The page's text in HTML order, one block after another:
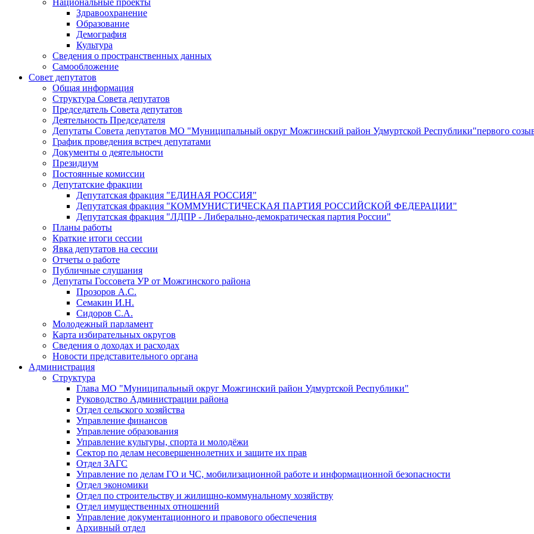
Здравоохранение
Образование
Демография
Культура
Сведения о пространственных данных
Самообложение
Совет депутатов
Общая информация
Структура Совета депутатов
Председатель Совета депутатов
Деятельность Председателя
Депутаты Совета депутатов МО "Муниципальный округ Можгинский район Удмуртской Республики"первого
График проведения встреч депутатами
Документы о деятельности
Президиум
Постоянные комиссии
Депутатские фракции
Депутатская фракция "ЕДИНАЯ РОССИЯ"
Депутатская фракция "КОММУНИСТИЧЕСКАЯ ПАРТИЯ РОССИЙСКОЙ ФЕДЕРАЦИИ"
Депутатская фракция "ЛДПР - Либерально-демократическая партия России"
Планы работы
Краткие итоги сессии
Явка депутатов на сессии
Отчеты о работе
Публичные слушания
Депутаты Госсовета УР от Можгинского района
Прозоров А.С.
Семакин И.Н.
Сидоров С.А.
Молодежный парламент
Карта избирательных округов
Сведения о доходах и расходах
Новости представительного органа
Администрация
Структура
Глава МО "Муниципальный округ Можгинский район Удмуртской Республики"
Руководство Администрации района
Отдел сельского хозяйства
Управление финансов
Управление образования
Управление культуры, спорта и молодёжи
Сектор по делам несовершеннолетних и защите их прав
Отдел ЗАГС
Управление по делам ГО и ЧС, мобилизационной работе и информационной безопасности
Отдел экономики
Отдел по строительству и жилищно-коммунальному хозяйству
Отдел имущественных отношений
Управление документационного и правового обеспечения
Архивный отдел